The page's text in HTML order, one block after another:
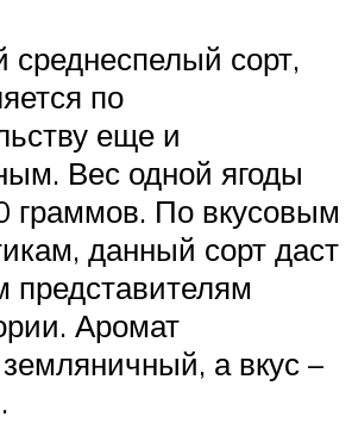
среднеспелый сорт,
по
еще и
Вес одной ягоды
граммов. По вкусовым
данный сорт даст
представителям
Аромат
а вкус –